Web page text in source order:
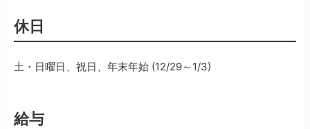
休日
土・日曜日、祝日、年末年始 (12/29～1/3)
給与